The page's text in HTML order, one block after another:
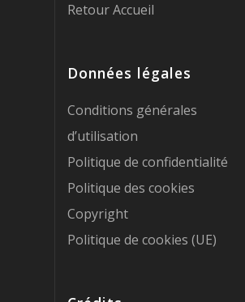
Retour Accueil
Données légales
Conditions générales
d’utilisation
Politique de confidentialité
Politique des cookies
Copyright
Politique de cookies (UE)